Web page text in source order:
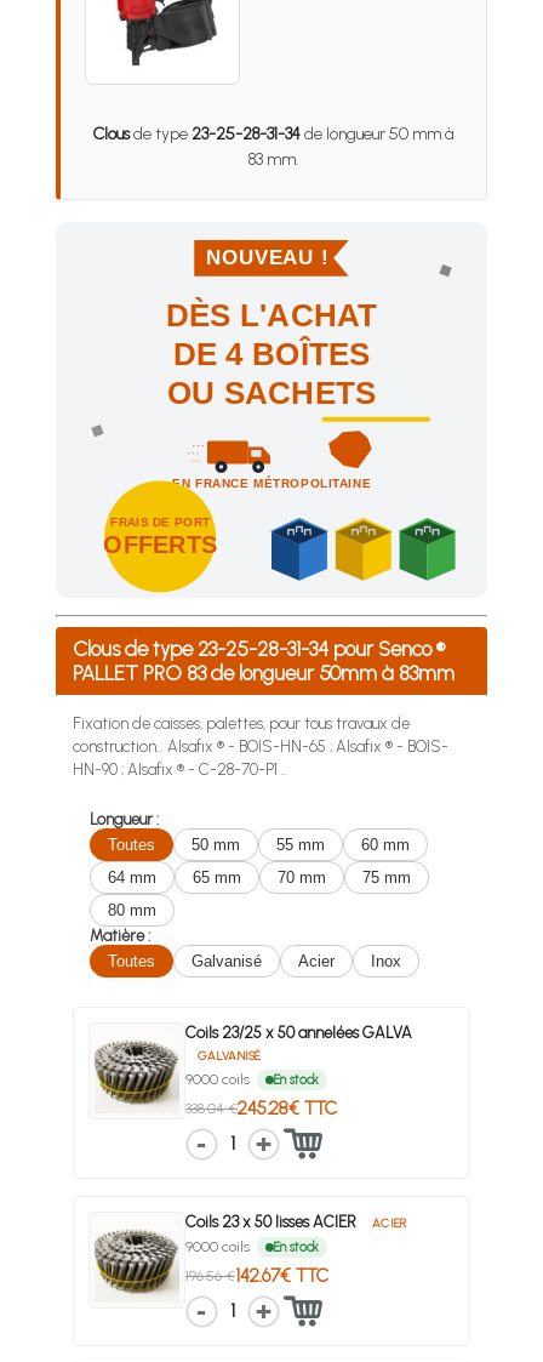
Clousde type 23-25-28-31-34de longueur 50 mm à
83 mm.
NOUVEAU !
DÈS L'ACHAT
DE 4 BOÎTES
OU SACHETS
EN FRANCE MÉTROPOLITAINE
FRAIS DE PORT
OFFERTS
Achetez 4 sachets ou boîtes d'agrafes ou de pointes et
Clous de type 23-25-28-31-34 pour Senco ®
PALLET PRO 83 de longueur 50mm à 83mm
Fixation de caisses, palettes, pour tous travaux de
construction... Alsafix ® - BOIS-HN-65 ; Alsafix ® - BOIS-
HN-90 ; Alsafix ® - C-28-70-P1 ..
Longueur :
Toutes
50 mm 55 mm
60 mm
64 mm
65 mm 70 mm
75 mm
80 mm
Matière :
Toutes
Galvanisé Acier Inox
Coils 23/25 x 50 annelées GALVA
GALVANISÉ
9000 coils En stock
338.04 €245.28€ TTC
1
Coils 23 x 50 lisses ACIER ACIER
9000 coils En stock
196.56 €142.67€ TTC
1